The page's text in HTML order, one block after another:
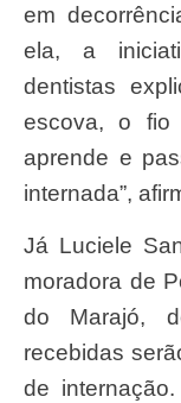
em
ela, a
dentistas
escova, o
aprende e
internada”,
Já Luciele Santos, 27 anos, dona de casa e
moradora de
do Marajó,
recebidas
de